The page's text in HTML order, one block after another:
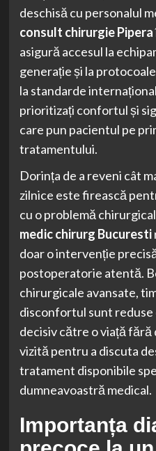
deschisă cu personalul
consult chirurgie Pipera
asigură accesul la
generație și la
la standarde
prioritizați confortul și
care pun pacientul pe
tratamentului.
Dorința de a reveni cât
zilnice este firească
cu o problemă
medic chirurg Bucuresti
doar o intervenție
postoperatorie atentă.
chirurgicale avansate,
disconfortul sunt reduse
decisiv către o viață
vizită pentru a discuta
tratament disponibile
dumneavoastră medical.
Importanța